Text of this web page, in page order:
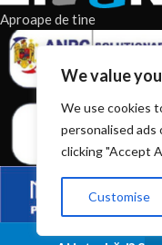
We value
We use cookies
personalised ads
clicking "Accept
Customise
Aproape de tine